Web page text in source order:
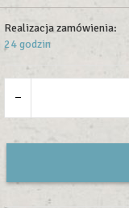
Realizacja zamówienia:
24 godzin